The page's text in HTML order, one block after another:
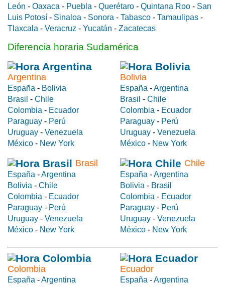
León - Oaxaca - Puebla - Querétaro - Quintana Roo - San
Luis Potosí - Sinaloa - Sonora - Tabasco - Tamaulipas -
Tlaxcala - Veracruz - Yucatán - Zacatecas
Diferencia horaria Sudamérica
Argentina
España - Bolivia
Brasil - Chile
Colombia - Ecuador
Paraguay - Perú
Uruguay - Venezuela
México - New York
Bolivia
España -Argentina
Brasil - Chile
Colombia - Ecuador
Paraguay - Perú
Uruguay - Venezuela
México - New York
Brasil
España -Argentina
Bolivia - Chile
Colombia - Ecuador
Paraguay - Perú
Uruguay - Venezuela
México - New York
Chile
España -Argentina
Bolivia - Brasil
Colombia - Ecuador
Paraguay - Perú
Uruguay - Venezuela
México - New York
Colombia
España -Argentina
Ecuador
España -Argentina